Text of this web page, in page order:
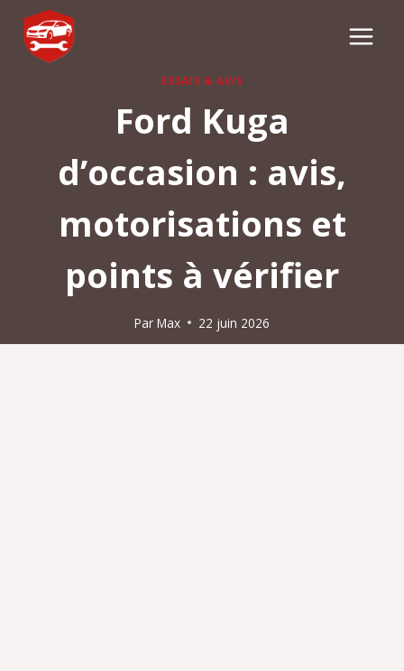
Aller
contenu
ESSAIS & AVIS
Ford Kuga
d’occasion : avis,
motorisations et
points à vérifier
Par Max 22 juin 2026